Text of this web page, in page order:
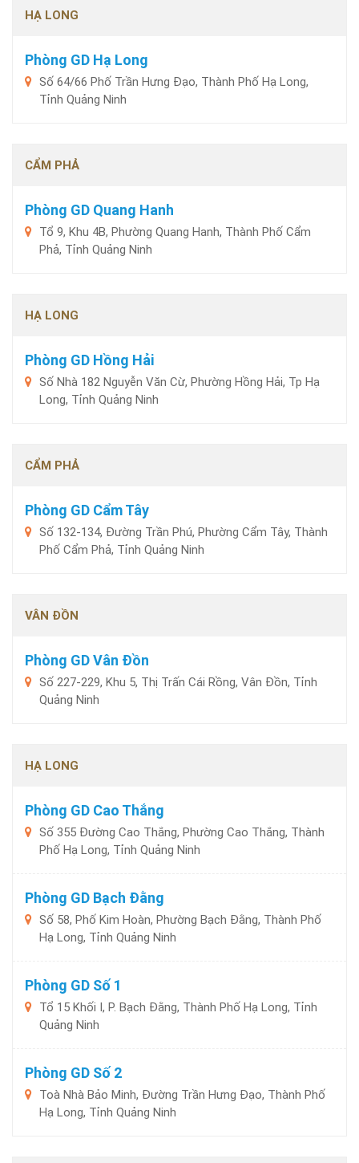
HẠ LONG
Phòng GD Hạ Long
Số 64/66 Phố Trần Hưng Đạo, Thành Phố Hạ Long,
Tỉnh Quảng Ninh
CẨM PHẢ
Phòng GD Quang Hanh
Tổ 9, Khu 4B, Phường Quang Hanh, Thành Phố Cẩm
Phả, Tỉnh Quảng Ninh
HẠ LONG
Phòng GD Hồng Hải
Số Nhà 182 Nguyễn Văn Cừ, Phường Hồng Hải, Tp Hạ
Long, Tỉnh Quảng Ninh
CẨM PHẢ
Phòng GD Cẩm Tây
Số 132-134, Đường Trần Phú, Phường Cẩm Tây, Thành
Phố Cẩm Phả, Tỉnh Quảng Ninh
VÂN ĐỒN
Phòng GD Vân Đồn
Số 227-229, Khu 5, Thị Trấn Cái Rồng, Vân Đồn, Tỉnh
Quảng Ninh
HẠ LONG
Phòng GD Cao Thắng
Số 355 Đường Cao Thắng, Phường Cao Thắng, Thành
Phố Hạ Long, Tỉnh Quảng Ninh
Phòng GD Bạch Đằng
Số 58, Phố Kim Hoàn, Phường Bạch Đằng, Thành Phố
Hạ Long, Tỉnh Quảng Ninh
Phòng GD Số 1
Tổ 15 Khối I, P. Bạch Đằng, Thành Phố Hạ Long, Tỉnh
Quảng Ninh
Phòng GD Số 2
Toà Nhà Bảo Minh, Đường Trần Hưng Đạo, Thành Phố
Hạ Long, Tỉnh Quảng Ninh